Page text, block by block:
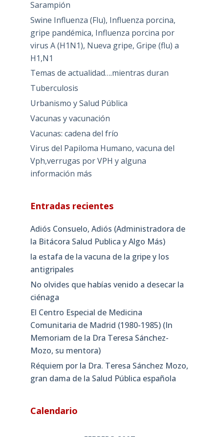
Sarampión
Swine Influenza (Flu), Influenza porcina,
gripe pandémica, Influenza porcina por
virus A (H1N1), Nueva gripe, Gripe (flu) a
H1,N1
Temas de actualidad….mientras duran
Tuberculosis
Urbanismo y Salud Pública
Vacunas y vacunación
Vacunas: cadena del frío
Virus del Papiloma Humano, vacuna del
Vph,verrugas por VPH y alguna
información más
Entradas recientes
Adiós Consuelo, Adiós (Administradora de
la Bitácora Salud Publica y Algo Más)
la estafa de la vacuna de la gripe y los
antigripales
No olvides que habías venido a desecar la
ciénaga
El Centro Especial de Medicina
Comunitaria de Madrid (1980-1985) (In
Memoriam de la Dra Teresa Sánchez-
Mozo, su mentora)
Réquiem por la Dra. Teresa Sánchez Mozo,
gran dama de la Salud Pública española
Calendario